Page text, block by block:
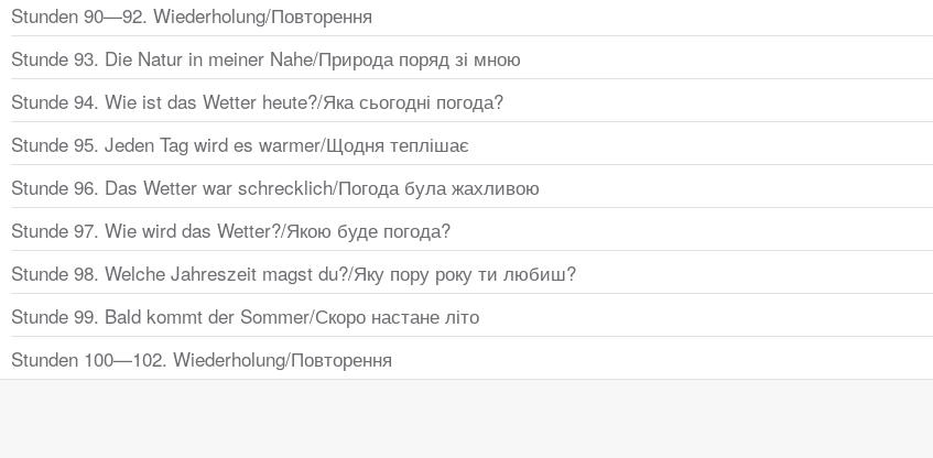
Stunden 90—92. Wiederholung/Повторення
Stunde 93. Die Natur in meiner Nahe/Природа поряд зі мною
Stunde 94. Wie ist das Wetter heute?/Яка сьогодні погода?
Stunde 95. Jeden Tag wird es warmer/Щодня теплішає
Stunde 96. Das Wetter war schrecklich/Погода була жахливою
Stunde 97. Wie wird das Wetter?/Якою буде погода?
Stunde 98. Welche Jahreszeit magst du?/Яку пору року ти любиш?
Stunde 99. Bald kommt der Sommer/Скоро настане літо
Stunden 100—102. Wiederholung/Повторення